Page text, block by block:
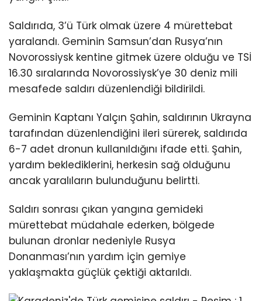
Saldırıda, 3’ü Türk olmak üzere 4 mürettebat
yaralandı. Geminin Samsun’dan Rusya’nın
Novorossiysk kentine gitmek üzere olduğu ve TSİ
16.30 sıralarında Novorossiysk’ye 30 deniz mili
mesafede saldırı düzenlendiği bildirildi.
Geminin Kaptanı Yalçın Şahin, saldırının Ukrayna
tarafından düzenlendiğini ileri sürerek, saldırıda
6-7 adet dronun kullanıldığını ifade etti. Şahin,
yardım beklediklerini, herkesin sağ olduğunu
ancak yaralıların bulunduğunu belirtti.
Saldırı sonrası çıkan yangına gemideki
mürettebat müdahale ederken, bölgede
bulunan dronlar nedeniyle Rusya
Donanması’nın yardım için gemiye
yaklaşmakta güçlük çektiği aktarıldı.